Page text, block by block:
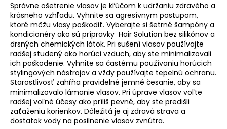
Správne ošetrenie vlasov je kľúčom k udržaniu zdravého a
krásneho vzhľadu. Vyhnite sa agresívnym postupom,
ktoré môžu vlasy poškodiť. Vyberajte si šetrné šampóny a
kondicionéry ako sú prípravky Hair Solution bez silikónov a
drsných chemických látok. Pri sušení vlasov používajte
radšej studený ako horúci vzduch, aby ste minimalizovali
ich poškodenie. Vyhnite sa častému používaniu horúcich
stylingových nástrojov a vždy používajte tepelnú ochranu.
Starostlivosť zahŕňa pravidelné jemné česanie, aby sa
minimalizovalo lámanie vlasov. Pri úprave vlasov voľte
radšej voľné účesy ako príliš pevné, aby ste predišli
zaťaženiu korienkov. Dôležitá je aj zdravá strava a
dostatok vody na posilnenie vlasov zvnútra.